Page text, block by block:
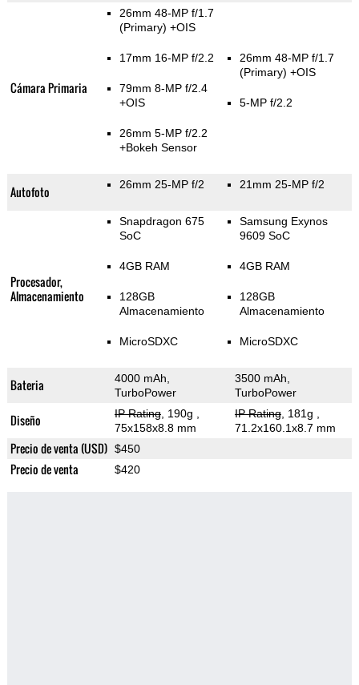
Cámara Primaria
26mm 48-MP f/1.7
(Primary) +OIS
17mm 16-MP f/2.2
79mm 8-MP f/2.4
+OIS
26mm 5-MP f/2.2
+Bokeh Sensor
26mm 48-MP f/1.7
(Primary) +OIS
5-MP f/2.2
Autofoto 26mm 25-MP f/2 21mm 25-MP f/2
Procesador,
Almacenamiento
Snapdragon 675
SoC
4GB RAM
128GB
Almacenamiento
MicroSDXC
Samsung Exynos
9609 SoC
4GB RAM
128GB
Almacenamiento
MicroSDXC
Bateria
4000 mAh,
TurboPower
3500 mAh,
TurboPower
Diseño IP Rating, 190g
75x158x8.8 mm
IP Rating, 181g
71.2x160.1x8.7 mm
Precio de venta (USD) $450
Precio de venta $420